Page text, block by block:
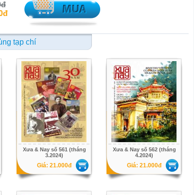
tạp chí
Xưa & Nay số 561 (tháng
3.2024)
Giá: 21.000đ
Xưa & Nay số 562 (tháng
4.2024)
Giá: 21.000đ